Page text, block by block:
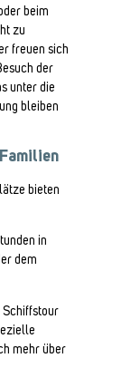
beim
zu
freuen sich
der
unter die
bleiben
bieten
in
dem
Schiffstour
mehr über